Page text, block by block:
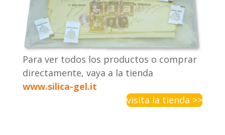
Para ver todos los productos o comprar
directamente, vaya a la tienda
www.silica-gel.it
visita la tienda >>